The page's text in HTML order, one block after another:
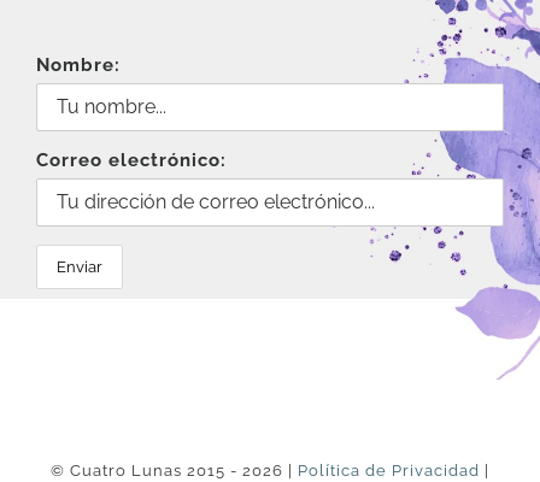
Nombre:
Correo electrónico:
© Cuatro Lunas 2015 - 2026 | Política de Privacidad